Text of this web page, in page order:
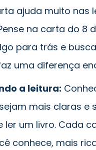
ajuda muito nas
na carta do 8
para trás e
uma diferença
a leitura:
mais claras e
ler um livro. Cada
conhece, mais